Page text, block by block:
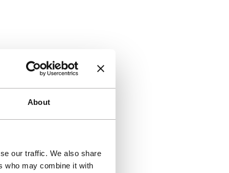
About
our traffic. We also share
who may combine it with